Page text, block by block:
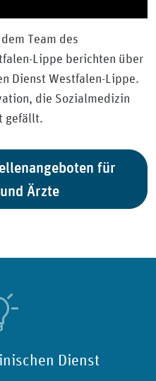
Team des
Lippe berichten über
Dienst Westfalen-Lippe.
die Sozialmedizin
gefällt.
für
Ärzte
Dienst